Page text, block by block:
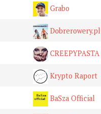
Grabo
Dobrerowery.pl
Krypto Raport
BaSza Official